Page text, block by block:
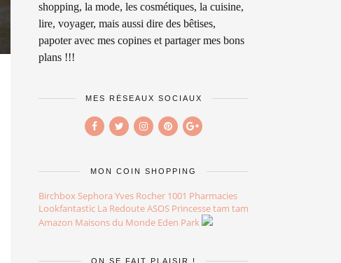
shopping, la mode, les cosmétiques, la cuisine,
lire, voyager, mais aussi dire des bêtises,
papoter avec mes copines et partager mes bons
plans !!!
MES RÉSEAUX SOCIAUX
MON COIN SHOPPING
Birchbox Sephora Yves Rocher 1001 Pharmacies
Lookfantastic La RedouteASOS Princesse tam tam
Amazon Maisons du Monde Eden Park
ON SE FAIT PLAISIR !